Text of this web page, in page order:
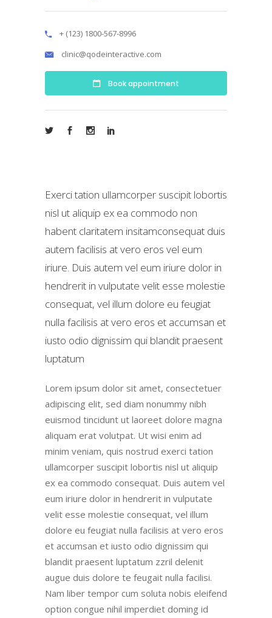
+ (123) 1800-567-8996
clinic@qodeinteractive.com
Book appointment
Exerci tation ullamcorper suscipit lobortis
nisl ut aliquip ex ea commodo non
habent claritatem insitamconsequat duis
autem facilisis at vero eros vel eum
iriure. Duis autem vel eum iriure dolor in
hendrerit in vulputate velit esse molestie
consequat, vel illum dolore eu feugiat
nulla facilisis at vero eros et accumsan et
iusto odio dignissim qui blandit praesent
luptatum
Lorem ipsum dolor sit amet, consectetuer
adipiscing elit, sed diam nonummy nibh
euismod tincidunt ut laoreet dolore magna
aliquam erat volutpat. Ut wisi enim ad
minim veniam, quis nostrud exerci tation
ullamcorper suscipit lobortis nisl ut aliquip
ex ea commodo consequat. Duis autem vel
eum iriure dolor in hendrerit in vulputate
velit esse molestie consequat, vel illum
dolore eu feugiat nulla facilisis at vero eros
et accumsan et iusto odio dignissim qui
blandit praesent luptatum zzril delenit
augue duis dolore te feugait nulla facilisi.
Nam liber tempor cum soluta nobis eleifend
option congue nihil imperdiet doming id